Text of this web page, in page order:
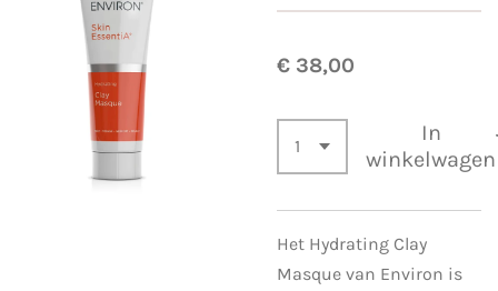
€ 38,00
In
winkelwagen
Het Hydrating Clay
Masque van Environ is